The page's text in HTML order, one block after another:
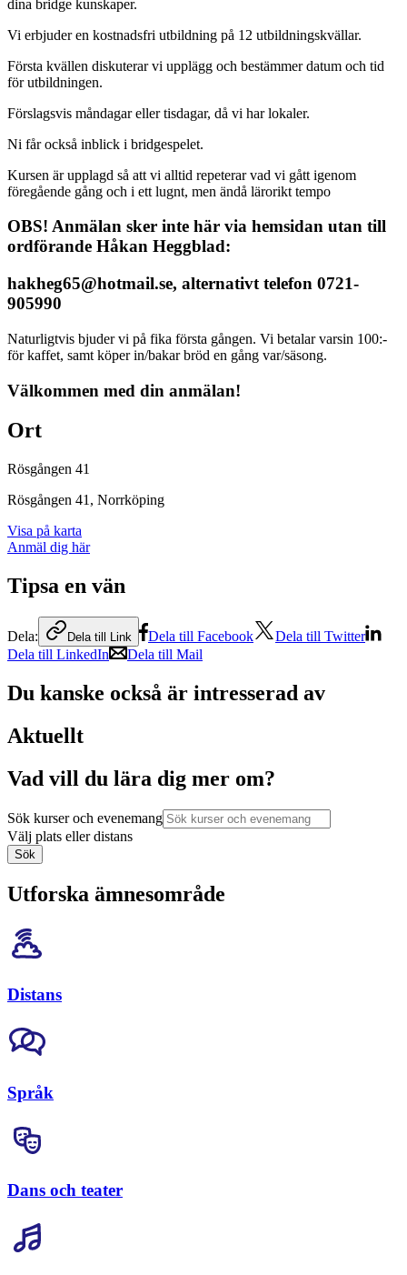
dina bridge kunskaper.
Vi erbjuder en kostnadsfri utbildning på 12 utbildningskvällar.
Första kvällen diskuterar vi upplägg och bestämmer datum och tid
för utbildningen.
Förslagsvis måndagar eller tisdagar, då vi har lokaler.
Ni får också inblick i bridgespelet.
Kursen är upplagd så att vi alltid repeterar vad vi gått igenom
föregående gång och i ett lugnt, men ändå lärorikt tempo
OBS! Anmälan sker inte här via hemsidan utan till
ordförande Håkan Heggblad:
hakheg65@hotmail.se, alternativt telefon 0721-
905990
Naturligtvis bjuder vi på fika första gången. Vi betalar varsin 100:-
för kaffet, samt köper in/bakar bröd en gång var/säsong.
Välkommen med din anmälan!
Ort
Rösgången 41
Rösgången 41 , Norrköping
Visa på karta
Anmäl dig här
Tipsa en vän
Dela: Dela till Link Dela till Facebook
Dela till Twitter
Dela till LinkedIn
Dela till Mail
Du kanske också är intresserad av
Aktuellt
Vad vill du lära dig mer om?
Sök kurser och evenemang
Välj plats eller distans
Sök
Utforska ämnesområde
Distans
Språk
Dans och teater